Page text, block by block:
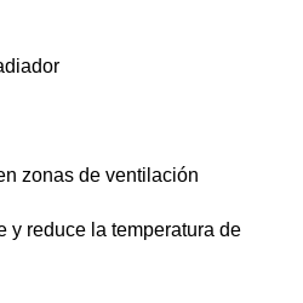
zonas de ventilación
y reduce la temperatura de